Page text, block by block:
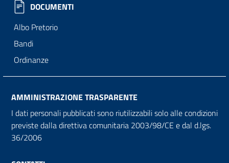
DOCUMENTI
Albo Pretorio
Bandi
Ordinanze
AMMINISTRAZIONE TRASPARENTE
I dati personali pubblicati sono riutilizzabili solo alle condizioni
previste dalla direttiva comunitaria 2003/98/CE e dal d.lgs.
36/2006